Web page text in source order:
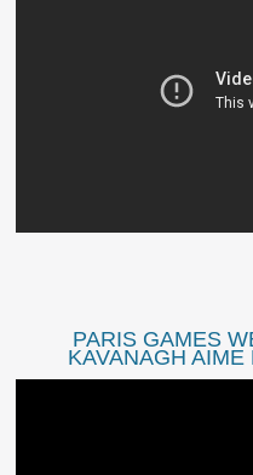
PARIS GAMES
KAVANAGH